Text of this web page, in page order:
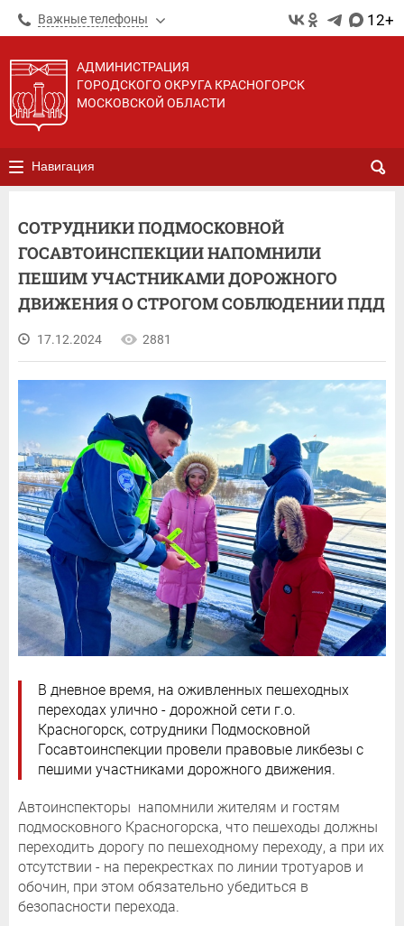
Важные телефоны 12+
АДМИНИСТРАЦИЯ
ГОРОДСКОГО ОКРУГА КРАСНОГОРСК
МОСКОВСКОЙ ОБЛАСТИ
Навигация
СОТРУДНИКИ ПОДМОСКОВНОЙ
ГОСАВТОИНСПЕКЦИИ НАПОМНИЛИ
ПЕШИМ УЧАСТНИКАМИ ДОРОЖНОГО
ДВИЖЕНИЯ О СТРОГОМ СОБЛЮДЕНИИ ПДД
17.12.2024 2881
В дневное время, на оживленных пешеходных
переходах улично - дорожной сети г.о.
Красногорск, сотрудники Подмосковной
Госавтоинспекции провели правовые ликбезы с
пешими участниками дорожного движения.
Автоинспекторы напомнили жителям и гостям
подмосковного Красногорска, что пешеходы должны
переходить дорогу по пешеходному переходу, а при их
отсутствии - на перекрестках по линии тротуаров и
обочин, при этом обязательно убедиться в
безопасности перехода.